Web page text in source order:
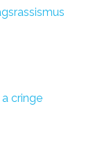
cringe